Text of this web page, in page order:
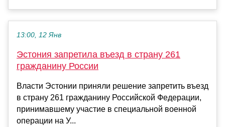
13:00, 12 Янв
Эстония запретила въезд в страну 261
гражданину России
Власти Эстонии приняли решение запретить въезд
в страну 261 гражданину Российской Федерации,
принимавшему участие в специальной военной
операции на У...